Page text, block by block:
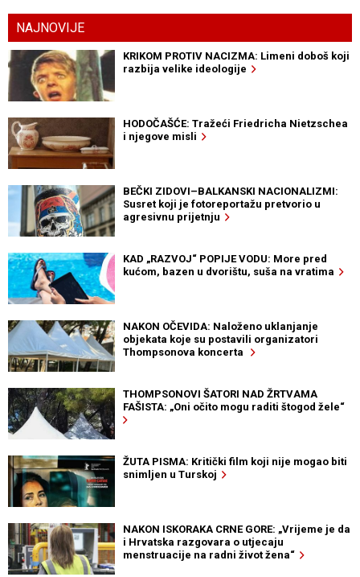
NAJNOVIJE
KRIKOM PROTIV NACIZMA: Limeni doboš koji
razbija velike ideologije
HODOČAŠĆE: Tražeći Friedricha Nietzschea
i njegove misli
BEČKI ZIDOVI–BALKANSKI NACIONALIZMI:
Susret koji je fotoreportažu pretvorio u
agresivnu prijetnju
KAD „RAZVOJ“ POPIJE VODU: More pred
kućom, bazen u dvorištu, suša na vratima
NAKON OČEVIDA: Naloženo uklanjanje
objekata koje su postavili organizatori
Thompsonova koncerta
THOMPSONOVI ŠATORI NAD ŽRTVAMA
FAŠISTA: „Oni očito mogu raditi štogod žele“
ŽUTA PISMA: Kritički film koji nije mogao biti
snimljen u Turskoj
NAKON ISKORAKA CRNE GORE: „Vrijeme je da
i Hrvatska razgovara o utjecaju
menstruacije na radni život žena“